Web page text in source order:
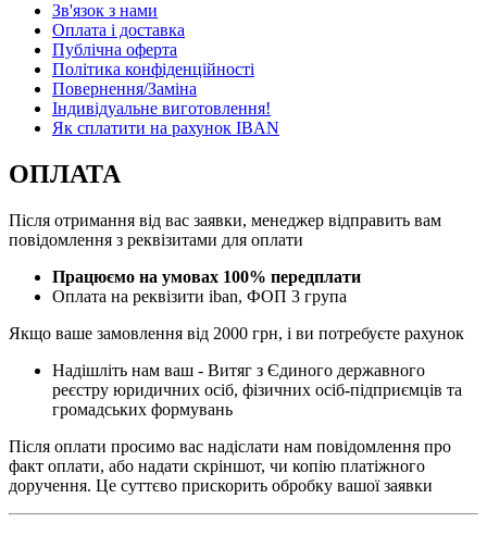
Зв'язок з нами
Оплата і доставка
Публічна оферта
Політика конфіденційності
Повернення/Заміна
Індивідуальне виготовлення!
Як сплатити на рахунок IBAN
ОПЛАТА
Після отримання від вас заявки, менеджер відправить вам
повідомлення з реквізитами для оплати
Працюємо на умовах 100% передплати
Оплата на реквізити iban, ФОП 3 група
Якщо ваше замовлення від 2000 грн, і ви потребуєте рахунок
Надішліть нам ваш - Витяг з Єдиного державного
реєстру юридичних осіб, фізичних осіб-підприємців та
громадських формувань
Після оплати просимо вас надіслати нам повідомлення про
факт оплати, або надати скріншот, чи копію платіжного
доручення. Це суттєво прискорить обробку вашої заявки